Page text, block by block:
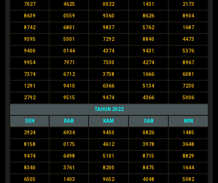
7027 4625 0022 1431 2173
8639 0559 9360 8626 8904
8742 6801 9837 5762 1687
9595 5001 7292 8840 4473
9400 0144 4374 9431 5376
9954 7971 7330 4274 8967
7374 6712 3758 1666 6081
1291 9410 6366 5134 7230
2792 9515 9474 4366 5006
TAHUN 2022
SEN RAB KAM SAB MIN
2924 6934 9450 0826 1485
8158 0175 4612 3978 3648
9474 6498 5101 8715 8829
8340 3761 8200 8475 1644
6505 1403 9652 4048 5082